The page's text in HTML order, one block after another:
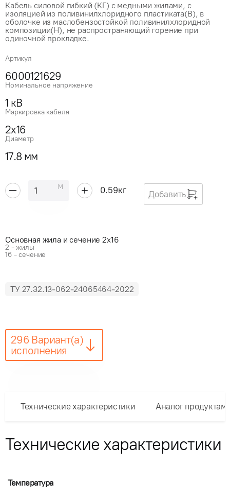
Кабель силовой гибкий (КГ) с медными жилами, с
изоляцией из поливинилхлоридного пластиката(В), в
оболочке из маслобензостойкой поливинилхлоридной
композиции(Н), не распространяющий горение при
одиночной прокладке.
Артикул
6000121629
Номинальное напряжение
1 кВ
Маркировка кабеля
2x16
Диаметр
17.8 мм
м 0.59кг Добавить
Основная жила и сечение 2x16
2 - жилы
16 - сечение
ТУ 27.32.13-062-24065464-2022
296 Вариант(а)
исполнения
Технические характеристики Аналог
Технические характеристики
Температура